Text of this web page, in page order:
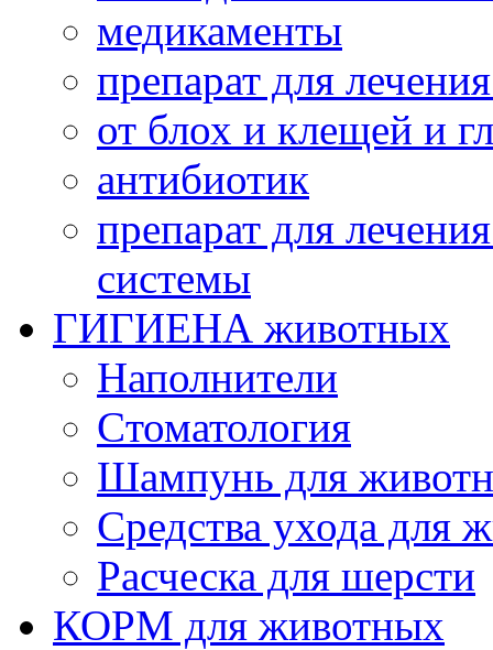
медикаменты
препарат для
от блох и клещей и
антибиотик
препарат для
системы
ГИГИЕНА животных
Наполнители
Cтоматология
Шампунь для
Cредства ухода для
Расческа для шерсти
КОРМ для животных